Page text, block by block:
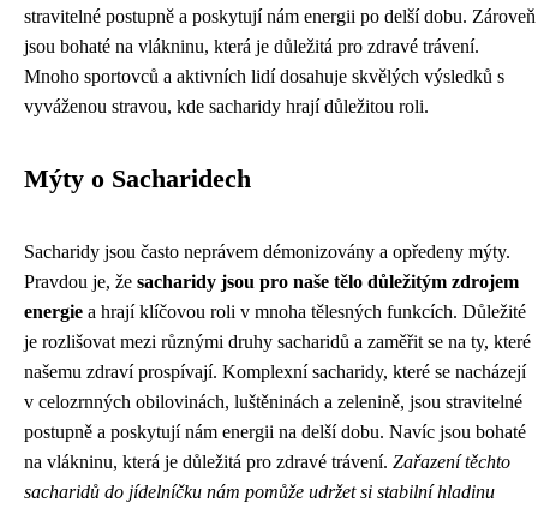
stravitelné postupně a poskytují nám energii po delší dobu. Zároveň
jsou bohaté na vlákninu, která je důležitá pro zdravé trávení.
Mnoho sportovců a aktivních lidí dosahuje skvělých výsledků s
vyváženou stravou, kde sacharidy hrají důležitou roli.
Mýty o Sacharidech
Sacharidy jsou často neprávem démonizovány a opředeny mýty.
Pravdou je, že sacharidy jsou pro naše tělo důležitým zdrojem
energie a hrají klíčovou roli v mnoha tělesných funkcích. Důležité
je rozlišovat mezi různými druhy sacharidů a zaměřit se na ty, které
našemu zdraví prospívají. Komplexní sacharidy, které se nacházejí
v celozrnných obilovinách, luštěninách a zelenině, jsou stravitelné
postupně a poskytují nám energii na delší dobu. Navíc jsou bohaté
na vlákninu, která je důležitá pro zdravé trávení. Zařazení těchto
sacharidů do jídelníčku nám pomůže udržet si stabilní hladinu